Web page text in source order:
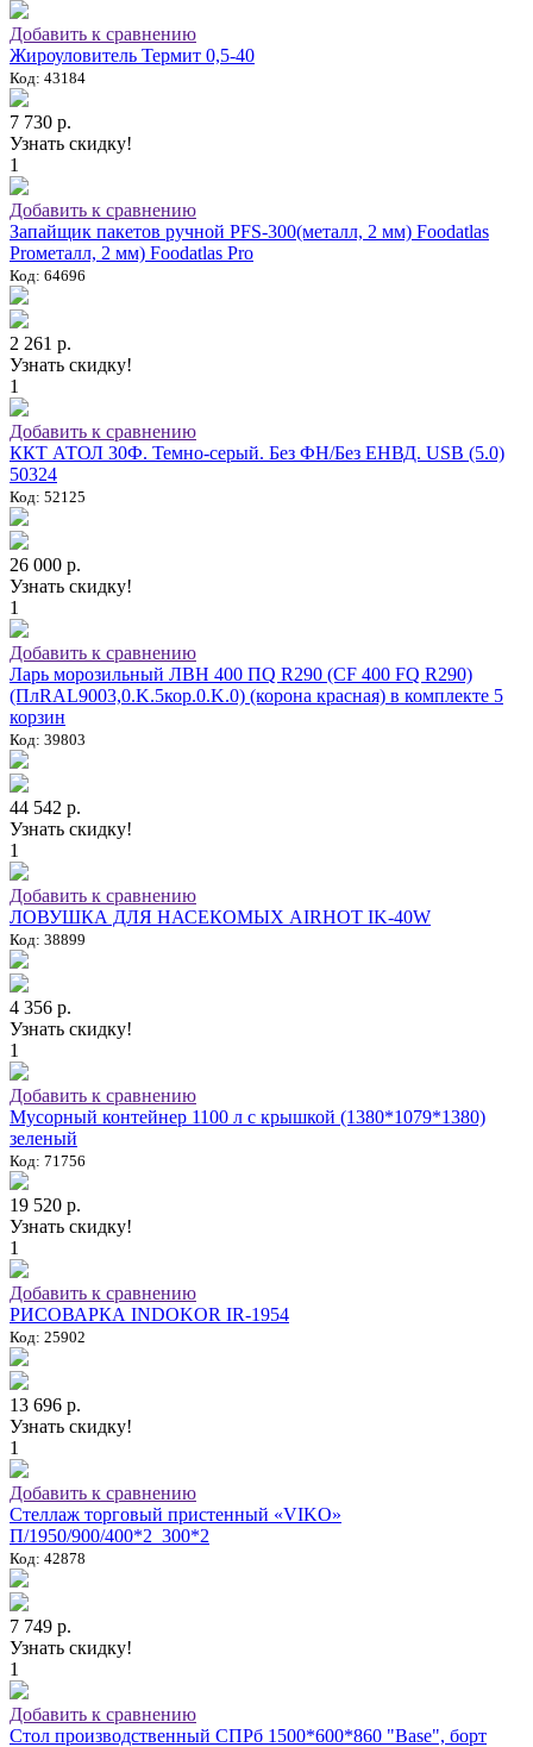
Добавить к сравнению
Жироуловитель Термит 0,5-40
Код: 43184
7 730 р.
Узнать скидку!
1
Добавить к сравнению
Запайщик пакетов ручной PFS-300(металл, 2 мм) Foodatlas
Proметалл, 2 мм) Foodatlas Pro
Код: 64696
2 261 р.
Узнать скидку!
1
Добавить к сравнению
ККТ АТОЛ 30Ф. Темно-серый. Без ФН/Без ЕНВД. USB (5.0)
50324
Код: 52125
26 000 р.
Узнать скидку!
1
Добавить к сравнению
Ларь морозильный ЛВН 400 ПQ R290 (СF 400 FQ R290)
(ПлRAL9003,0.K.5кор.0.K.0) (корона красная) в комплекте 5
корзин
Код: 39803
44 542 р.
Узнать скидку!
1
Добавить к сравнению
ЛОВУШКА ДЛЯ НАСЕКОМЫХ AIRHOT IK-40W
Код: 38899
4 356 р.
Узнать скидку!
1
Добавить к сравнению
Мусорный контейнер 1100 л с крышкой (1380*1079*1380)
зеленый
Код: 71756
19 520 р.
Узнать скидку!
1
Добавить к сравнению
РИСОВАРКА INDOKOR IR-1954
Код: 25902
13 696 р.
Узнать скидку!
1
Добавить к сравнению
Стеллаж торговый пристенный «VIKO»
П/1950/900/400*2_300*2
Код: 42878
7 749 р.
Узнать скидку!
1
Добавить к сравнению
Стол производственный СПРб 1500*600*860 "Base", борт